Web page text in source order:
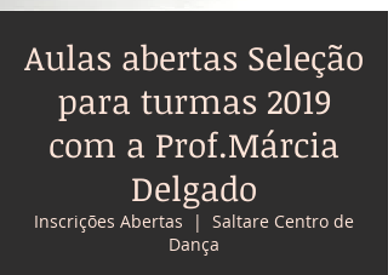
Aulas abertas Seleção
para turmas 2019
com a Prof.Márcia
Delgado
Inscrições Abertas
  |
Saltare Centro de
Dança